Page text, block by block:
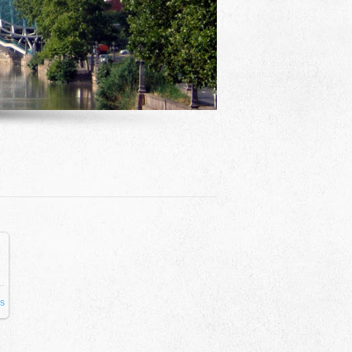
ac egestas metus. Etiam porttitor augue
sollicitudin arcu vitae urna imperdiet ege